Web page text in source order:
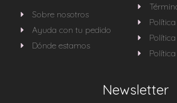
Sobre nosotros
Ayuda con tu pedido
Dónde estamos
Newsletter